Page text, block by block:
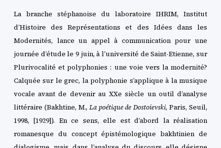
La branche stéphanoise du laboratoire IHRIM, Institut
d’Histoire des Représentations et des Idées dans les
Modernités, lance un appel à communication pour une
journée d’étude le 9 juin, à l’université de Saint-Etienne, sur
Plurivocalité et polyphonies : une voie vers la modernité?
Calquée sur le grec, la polyphonie s’applique à la musique
vocale avant de devenir au XXe siècle un outil d’analyse
littéraire (Bakhtine, M., La poétique de Dostoïevski, Paris, Seuil,
1998, [1929]). En ce sens, elle est d’abord la réalisation
romanesque du concept épistémologique bakhtinien de